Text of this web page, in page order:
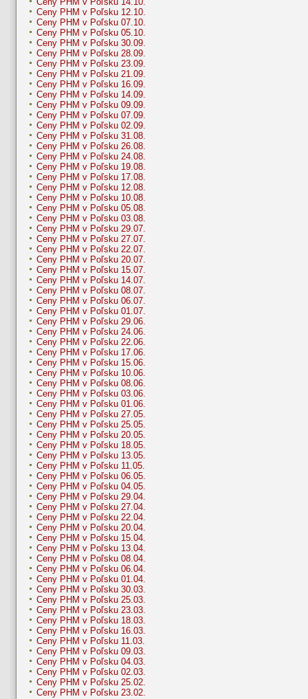
Ceny PHM v Poľsku 12.10.
Ceny PHM v Poľsku 07.10.
Ceny PHM v Poľsku 05.10.
Ceny PHM v Poľsku 30.09.
Ceny PHM v Poľsku 28.09.
Ceny PHM v Poľsku 23.09.
Ceny PHM v Poľsku 21.09.
Ceny PHM v Poľsku 16.09.
Ceny PHM v Poľsku 14.09.
Ceny PHM v Poľsku 09.09.
Ceny PHM v Poľsku 07.09.
Ceny PHM v Poľsku 02.09.
Ceny PHM v Poľsku 31.08.
Ceny PHM v Poľsku 26.08.
Ceny PHM v Poľsku 24.08.
Ceny PHM v Poľsku 19.08.
Ceny PHM v Poľsku 17.08.
Ceny PHM v Poľsku 12.08.
Ceny PHM v Poľsku 10.08.
Ceny PHM v Poľsku 05.08.
Ceny PHM v Poľsku 03.08.
Ceny PHM v Poľsku 29.07.
Ceny PHM v Poľsku 27.07.
Ceny PHM v Poľsku 22.07.
Ceny PHM v Poľsku 20.07.
Ceny PHM v Poľsku 15.07.
Ceny PHM v Poľsku 14.07.
Ceny PHM v Poľsku 08.07.
Ceny PHM v Poľsku 06.07.
Ceny PHM v Poľsku 01.07.
Ceny PHM v Poľsku 29.06.
Ceny PHM v Poľsku 24.06.
Ceny PHM v Poľsku 22.06.
Ceny PHM v Poľsku 17.06.
Ceny PHM v Poľsku 15.06.
Ceny PHM v Poľsku 10.06.
Ceny PHM v Poľsku 08.06.
Ceny PHM v Poľsku 03.06.
Ceny PHM v Poľsku 01.06.
Ceny PHM v Poľsku 27.05.
Ceny PHM v Poľsku 25.05.
Ceny PHM v Poľsku 20.05.
Ceny PHM v Poľsku 18.05.
Ceny PHM v Poľsku 13.05.
Ceny PHM v Poľsku 11.05.
Ceny PHM v Poľsku 06.05.
Ceny PHM v Poľsku 04.05.
Ceny PHM v Poľsku 29.04.
Ceny PHM v Poľsku 27.04.
Ceny PHM v Poľsku 22.04.
Ceny PHM v Poľsku 20.04.
Ceny PHM v Poľsku 15.04.
Ceny PHM v Poľsku 13.04.
Ceny PHM v Poľsku 08.04.
Ceny PHM v Poľsku 06.04.
Ceny PHM v Poľsku 01.04.
Ceny PHM v Poľsku 30.03.
Ceny PHM v Poľsku 25.03.
Ceny PHM v Poľsku 23.03.
Ceny PHM v Poľsku 18.03.
Ceny PHM v Poľsku 16.03.
Ceny PHM v Poľsku 11.03.
Ceny PHM v Poľsku 09.03.
Ceny PHM v Poľsku 04.03.
Ceny PHM v Poľsku 02.03.
Ceny PHM v Poľsku 25.02.
Ceny PHM v Poľsku 23.02.